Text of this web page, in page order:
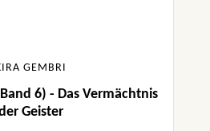
GEMBRI
6) - Das Vermächtnis
Geister